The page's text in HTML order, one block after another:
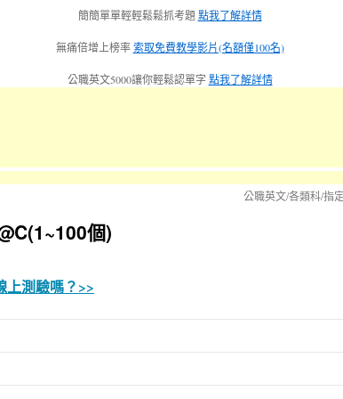
簡簡單單輕輕鬆鬆抓考題 點我了解詳情
無痛倍增上榜率 索取免費教學影片(名額僅100名)
公職英文5000讓你輕鬆認單字 點我了解詳情
公職英文/各類科/指
個)
上測驗嗎？>>